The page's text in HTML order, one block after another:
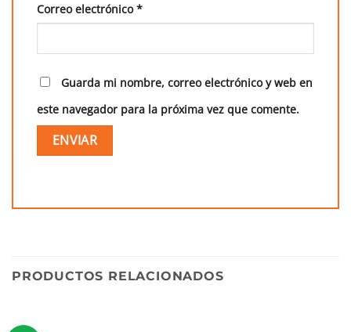
Correo electrónico*
Guarda mi nombre, correo electrónico y web en
este navegador para la próxima vez que comente.
PRODUCTOS RELACIONADOS